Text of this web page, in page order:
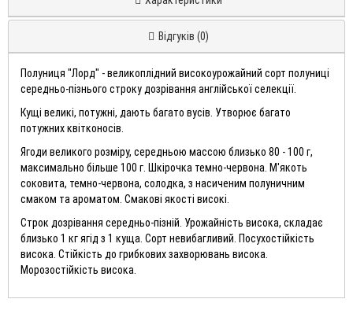
Відгуків (0)
Полуниця "Лорд" - великоплідний високоурожайний сорт полуниці
середньо-пізнього строку дозрівання англійської селекції.
Кущі великі, потужні, дають багато вусів. Утворює багато
потужних квітконосів.
Ягоди великого розміру, середньою массою близько 80 - 100 г,
максимально більше 100 г. Шкірочка темно-червона. М'якоть
соковита, темно-червона, солодка, з насиченим полуничним
смаком та ароматом. Смакові якості високі.
Строк дозрівання середньо-пізній. Урожайність висока, складає
близько 1 кг ягід з 1 куща. Сорт невибагливий. Посухостійкість
висока. Стійкість до грибкових захворювань висока.
Морозостійкість висока.